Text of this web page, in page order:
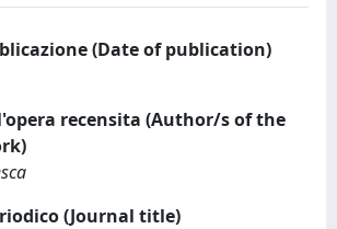
(Date of publication)
recensita (Author/s of the
(Journal title)